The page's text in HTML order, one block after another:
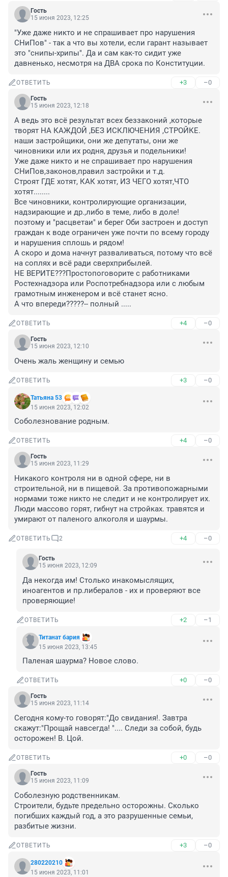
Гость
15 июня 2023, 12:25
"Уже даже никто и не спрашивает про нарушения
СНиПов" - так а что вы хотели, если гарант называет
это "снипы-хрипы". Да и сам как-то сидит уже
давненько, несмотря на ДВА срока по Конституции.
ОТВЕТИТЬ +3 –0
Гость
15 июня 2023, 12:18
А ведь это всё результат всех беззаконий ,которые
творят НА КАЖДОЙ ,БЕЗ ИСКЛЮЧЕНИЯ ,СТРОЙКЕ.
наши застройщики, они же депутаты, они же
чиновники или их родня, друзья и подельники!
Уже даже никто и не спрашивает про нарушения
СНиПов,законов,правил застройки и т.д.
Строят ГДЕ хотят, КАК хотят, ИЗ ЧЕГО хотят,ЧТО
хотят........
Все чиновники, контролирующие организации,
надзирающие и др.,либо в теме, либо в доле!
поэтому и "расцветаи" и берег Оби застроен и доступ
граждан к воде ограничен уже почти по всему городу
и нарушения сплошь и рядом!
А скоро и дома начнут разваливаться, потому что всё
на соплях и всё ради сверхприбылей.
НЕ ВЕРИТЕ???Простопоговорите с работниками
Ростехнадзора или Роспотребнадзора или с любым
грамотным инженером и всё станет ясно.
А что впереди?????-- полный .....
ОТВЕТИТЬ +4 –0
Гость
15 июня 2023, 12:10
Очень жаль женщину и семью
ОТВЕТИТЬ +3 –0
Татьяна 53
15 июня 2023, 12:02
Соболезнование родным.
ОТВЕТИТЬ +4 –0
Гость
15 июня 2023, 11:29
Никакого контроля ни в одной сфере, ни в
строительной, ни в пищевой. За противопожарными
нормами тоже никто не следит и не контролирует их.
Люди массово горят, гибнут на стройках. травятся и
умирают от паленого алкоголя и шаурмы.
ОТВЕТИТЬ 2 +4 –0
Гость
15 июня 2023, 12:09
Да некогда им! Столько инакомыслящих,
иноагентов и пр.либералов - их и проверяют все
проверяющие!
ОТВЕТИТЬ +2 –1
Титанат бария
15 июня 2023, 13:45
Паленая шаурма? Новое слово.
ОТВЕТИТЬ +0 –0
Гость
15 июня 2023, 11:14
Сегодня кому-то говорят:"До свидания!. Завтра
скажут:"Прощай навсегда! ".... Следи за собой, будь
осторожен! В. Цой.
ОТВЕТИТЬ +0 –0
Гость
15 июня 2023, 11:09
Соболезную родственникам.
Строители, будьте предельно осторожны. Сколько
погибших каждый год, а это разрушенные семьи,
разбитые жизни.
ОТВЕТИТЬ +3 –0
280220210
15 июня 2023, 11:01